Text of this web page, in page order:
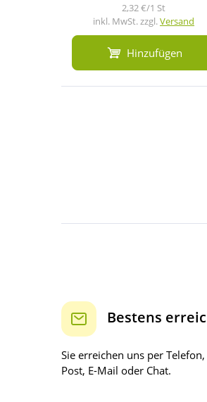
2,32 €/1 St
inkl. MwSt. zzgl.Versand
Hinzufügen
Bestens
Sie erreichen uns per Telefon,
Post, E-Mail oder Chat.